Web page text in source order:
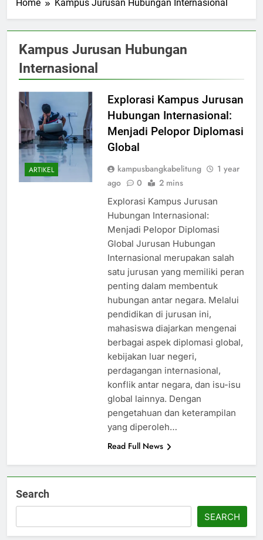
Home Kampus Jurusan Hubungan Internasional
Kampus Jurusan Hubungan
Internasional
ARTIKEL
Explorasi Kampus Jurusan
Hubungan Internasional:
Menjadi Pelopor Diplomasi
Global
kampusbangkabelitung
1 year
ago
0 2 mins
Explorasi Kampus Jurusan
Hubungan Internasional:
Menjadi Pelopor Diplomasi
Global Jurusan Hubungan
Internasional merupakan salah
satu jurusan yang memiliki peran
penting dalam membentuk
hubungan antar negara. Melalui
pendidikan di jurusan ini,
mahasiswa diajarkan mengenai
berbagai aspek diplomasi global,
kebijakan luar negeri,
perdagangan internasional,
konflik antar negara, dan isu-isu
global lainnya. Dengan
pengetahuan dan keterampilan
yang diperoleh…
Read Full News
Search
SEARCH